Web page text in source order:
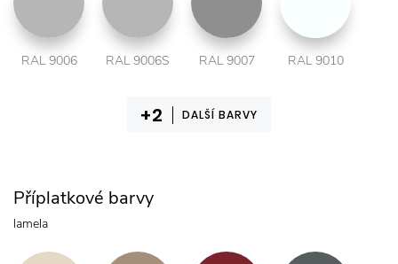
RAL 9006 RAL 9006S RAL 9007 RAL 9010
DALŠÍ BARVY
Příplatkové barvy
lamela